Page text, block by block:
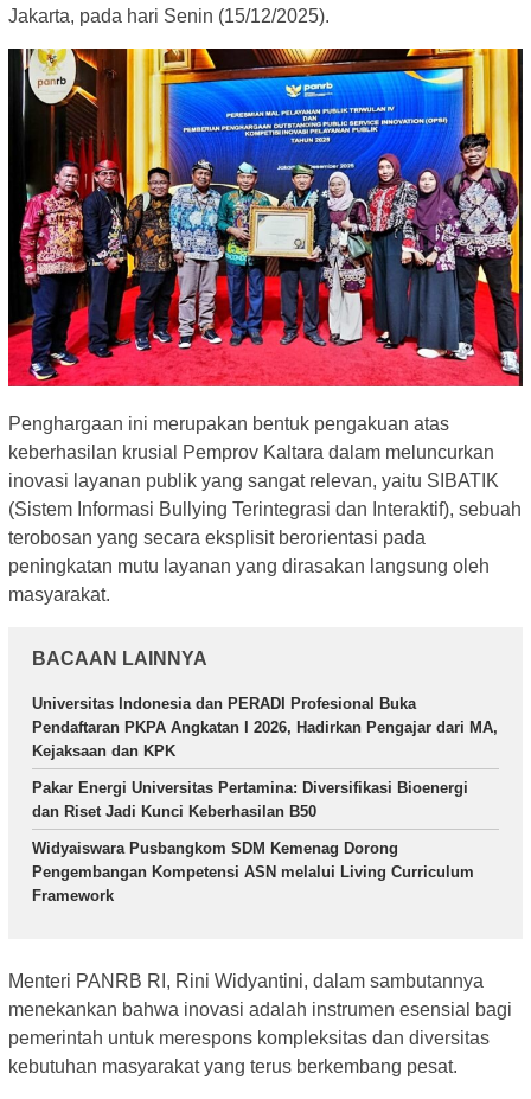
Jakarta, pada hari Senin (15/12/2025).
Penghargaan ini merupakan bentuk pengakuan atas
keberhasilan krusial Pemprov Kaltara dalam meluncurkan
inovasi layanan publik yang sangat relevan, yaitu SIBATIK
(Sistem Informasi Bullying Terintegrasi dan Interaktif), sebuah
terobosan yang secara eksplisit berorientasi pada
peningkatan mutu layanan yang dirasakan langsung oleh
masyarakat.
BACAAN LAINNYA
Universitas Indonesia dan PERADI Profesional Buka
Pendaftaran PKPA Angkatan I 2026, Hadirkan Pengajar dari MA,
Kejaksaan dan KPK
Pakar Energi Universitas Pertamina: Diversifikasi Bioenergi
dan Riset Jadi Kunci Keberhasilan B50
Widyaiswara Pusbangkom SDM Kemenag Dorong
Pengembangan Kompetensi ASN melalui Living Curriculum
Framework
Menteri PANRB RI, Rini Widyantini, dalam sambutannya
menekankan bahwa inovasi adalah instrumen esensial bagi
pemerintah untuk merespons kompleksitas dan diversitas
kebutuhan masyarakat yang terus berkembang pesat.